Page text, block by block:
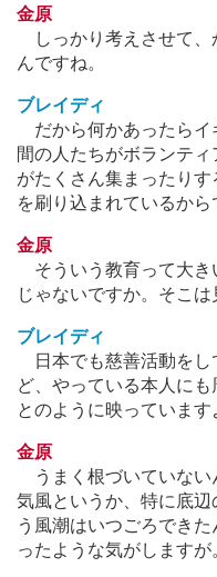
金原
しっかり考えさせて、
んですね。
ブレイディ
だから何かあったらイ
間の人たちがボランテ
がたくさん集まったり
を刷り込まれているから
金原
そういう教育って大き
じゃないですか。そこは
ブレイディ
日本でも慈善活動をし
ど、やっている本人に
とのように映っています
金原
うまく根づいていない
気風というか、特に底
う風潮はいつごろでき
ったような気がしますが